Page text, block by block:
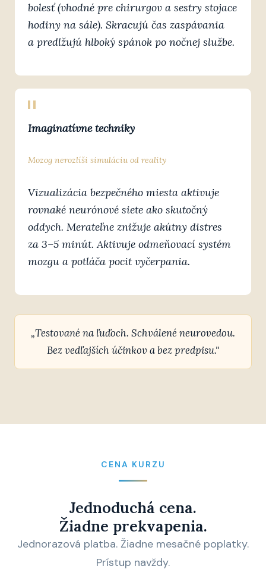
bolesť (vhodné pre chirurgov a sestry stojace
hodiny na sále). Skracujú čas zaspávania
a predlžujú hlboký spánok po nočnej službe.
Imaginatívne techniky
Mozog nerozlíši simuláciu od reality
Vizualizácia bezpečného miesta aktivuje
rovnaké neurónové siete ako skutočný
oddych. Merateľne znižuje akútny distres
za 3–5 minút. Aktivuje odmeňovací systém
mozgu a potláča pocit vyčerpania.
„Testované na ľuďoch. Schválené neurovedou.
Bez vedľajších účinkov a bez predpisu."
CENA KURZU
Jednoduchá cena.
Žiadne prekvapenia.
Jednorazová platba. Žiadne mesačné poplatky.
Prístup navždy.